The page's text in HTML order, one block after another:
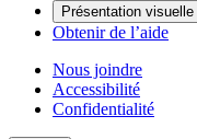
Présentation visuelle
Obtenir de l’aide
Nous joindre
Accessibilité
Confidentialité